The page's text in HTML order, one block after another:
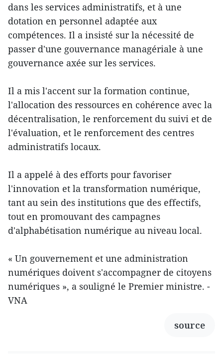
dans les services administratifs, et à une
dotation en personnel adaptée aux
compétences. Il a insisté sur la nécessité de
passer d'une gouvernance managériale à une
gouvernance axée sur les services.
Il a mis l'accent sur la formation continue,
l'allocation des ressources en cohérence avec la
décentralisation, le renforcement du suivi et de
l'évaluation, et le renforcement des centres
administratifs locaux.
Il a appelé à des efforts pour favoriser
l'innovation et la transformation numérique,
tant au sein des institutions que des effectifs,
tout en promouvant des campagnes
d'alphabétisation numérique au niveau local.
« Un gouvernement et une administration
numériques doivent s'accompagner de citoyens
numériques », a souligné le Premier ministre. -
VNA
source